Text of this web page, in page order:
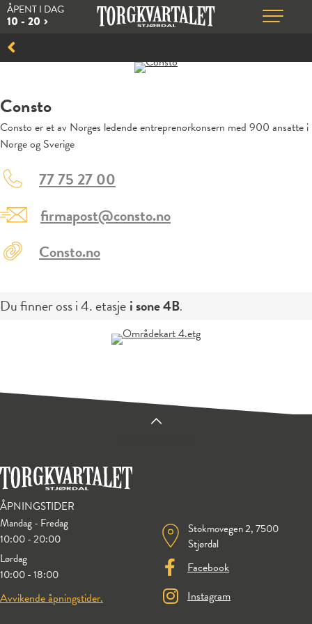
ÅPENT I DAG
10 - 20
Consto
Consto er et av Norges ledende entreprenørkonsern med 900 ansatte i
Norge og Sverige
77 75 27 00
firmapost@consto.no
Consto.no
Du finner oss i4. etasje i sone4B.
ÅPNINGSTIDER
Mandag - Fredag
10:00 - 20:00
Lørdag
10:00 - 18:00
Avvikende åpningstider.
Stokmovegen 2, 7500
Stjørdal
Facebook
Instagram